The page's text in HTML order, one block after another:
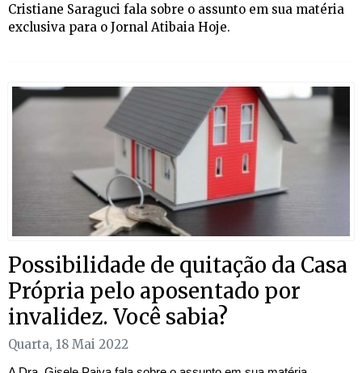
Cristiane Saraguci fala sobre o assunto em sua matéria
exclusiva para o Jornal Atibaia Hoje.
Possibilidade de quitação da Casa
Própria pelo aposentado por
invalidez. Você sabia?
Quarta, 18 Mai 2022